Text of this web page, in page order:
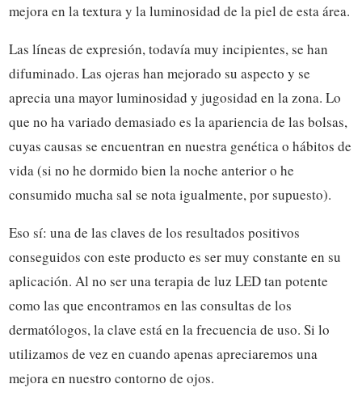
mejora en la textura y la luminosidad de la piel de esta área.
Las líneas de expresión, todavía muy incipientes, se han
difuminado. Las ojeras han mejorado su aspecto y se
aprecia una mayor luminosidad y jugosidad en la zona. Lo
que no ha variado demasiado es la apariencia de las bolsas,
cuyas causas se encuentran en nuestra genética o hábitos de
vida (si no he dormido bien la noche anterior o he
consumido mucha sal se nota igualmente, por supuesto).
Eso sí: una de las claves de los resultados positivos
conseguidos con este producto es ser muy constante en su
aplicación. Al no ser una terapia de luz LED tan potente
como las que encontramos en las consultas de los
dermatólogos, la clave está en la frecuencia de uso. Si lo
utilizamos de vez en cuando apenas apreciaremos una
mejora en nuestro contorno de ojos.